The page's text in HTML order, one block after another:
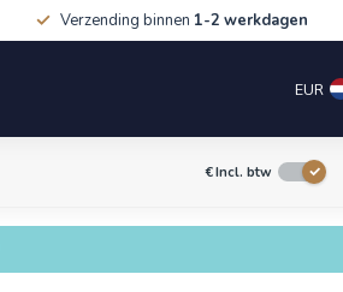
Verzending binnen 1-2 werkdagen
EUR
€Incl. btw